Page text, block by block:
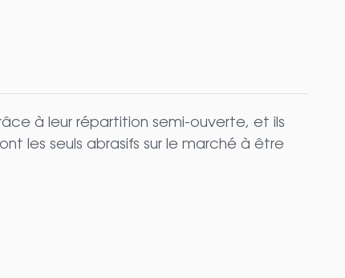
à leur répartition semi-ouverte, et ils
les seuls abrasifs sur le marché à être